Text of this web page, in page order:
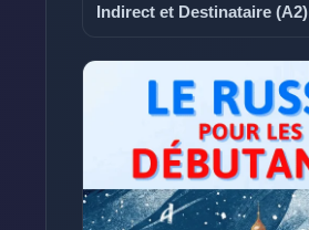
Indirect et Destinataire (A2)